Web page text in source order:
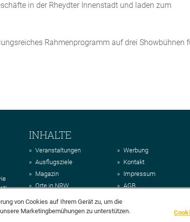
in der Rheydter Innenstadt und laden zum
Rahmenprogramm auf drei Showbühnen
INHALTE
Veranstaltungen
Ausflugsziele
Magazin
Orte in NRW
Regionen in NRW
Über uns
Werbung
Kontakt
Impressum
AGB
von Cookies auf Ihrem Gerät zu, um die
Marketingbemühungen zu unterstützen.